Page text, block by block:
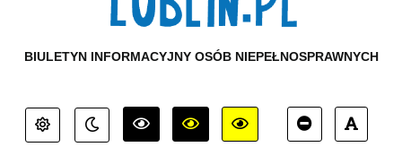
BIULETYN INFORMACYJNY OSÓB NIEPEŁNOSPRAWNYCH